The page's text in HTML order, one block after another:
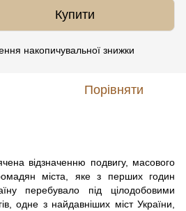
Купити
накопичувальної знижки
Порівняти
відзначенню подвигу, масового
міста, яке з перших годин
перебувало під цілодобовими
одне з найдавніших міст України,